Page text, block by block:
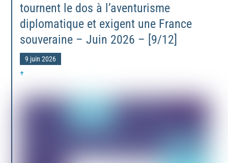
tournent le dos à l’aventurisme
diplomatique et exigent une France
souveraine – Juin 2026 – [9/12]
9 juin 2026
+